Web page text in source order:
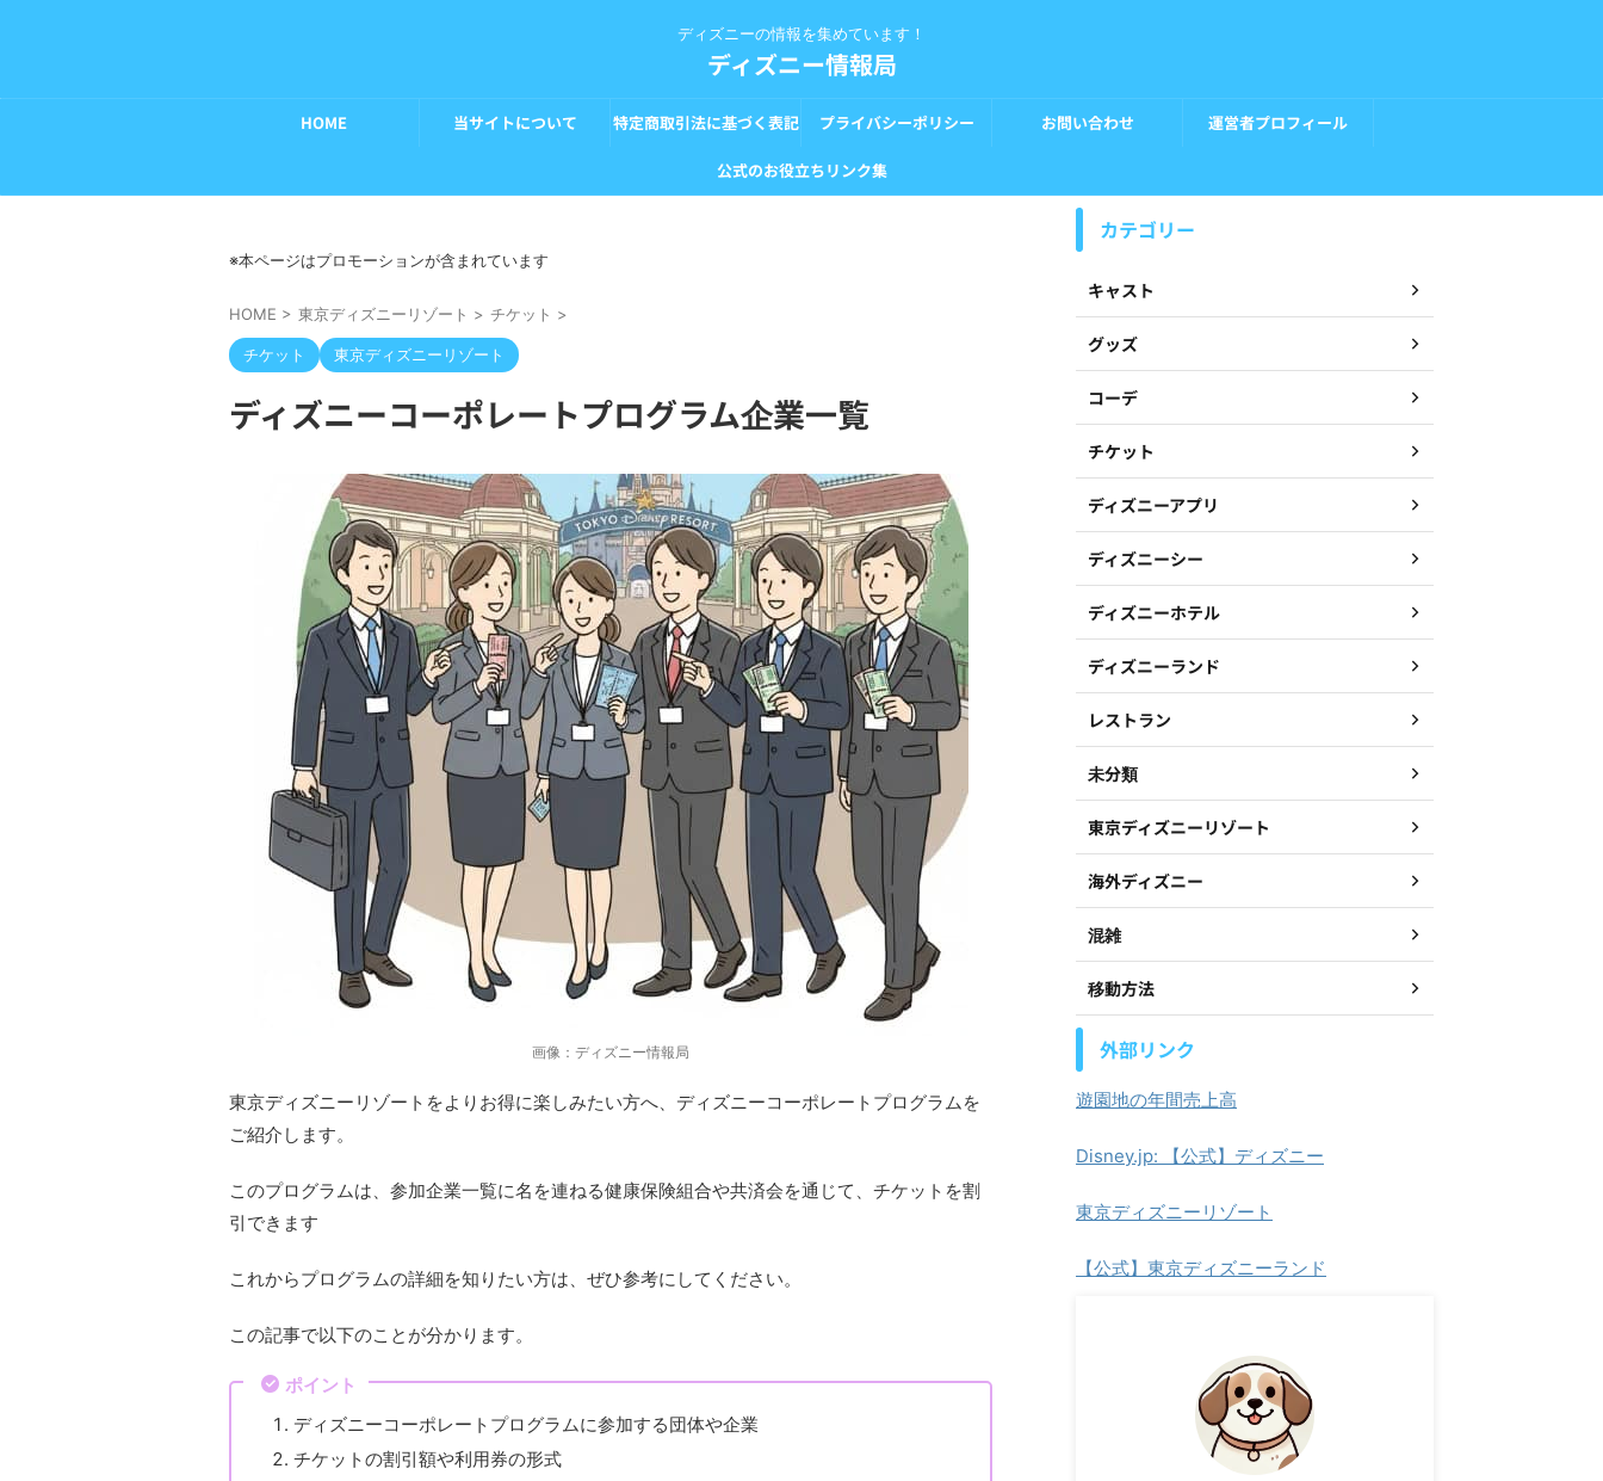
ディズニーの情報を集めています！
ディズニー情報局
HOME 当サイトについて 特定商取引法に基づく表記 プライバシーポリシー お問い合わせ 運営者プロフィール
公式のお役立ちリンク集
※本ページはプロモーションが含まれています
HOME > 東京ディズニーリゾート > チケット >
チケット 東京ディズニーリゾート
ディズニーコーポレートプログラム企業一覧
画像：ディズニー情報局
東京ディズニーリゾートをよりお得に楽しみたい方へ、ディズニーコーポレートプログラムを
ご紹介します。
このプログラムは、参加企業一覧に名を連ねる健康保険組合や共済会を通じて、チケットを割
引できます
これからプログラムの詳細を知りたい方は、ぜひ参考にしてください。
この記事で以下のことが分かります。
ポイント
ディズニーコーポレートプログラムに参加する団体や企業
チケットの割引額や利用券の形式
カテゴリー
キャスト
グッズ
コーデ
チケット
ディズニーアプリ
ディズニーシー
ディズニーホテル
ディズニーランド
レストラン
未分類
東京ディズニーリゾート
海外ディズニー
混雑
移動方法
外部リンク
遊園地の年間売上高
Disney.jp: 【公式】ディズニー
東京ディズニーリゾート
【公式】東京ディズニーランド